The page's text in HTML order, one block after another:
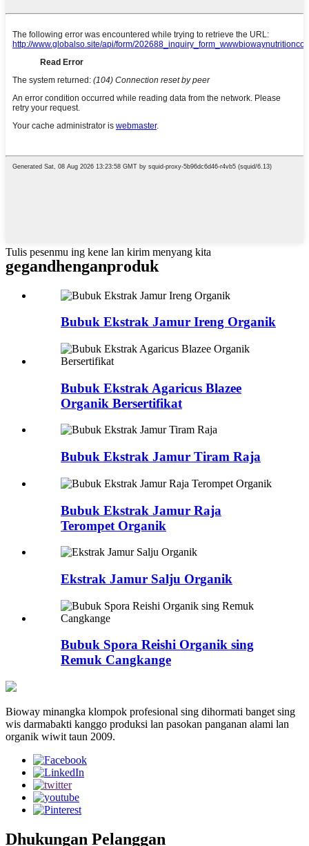
Tulis pesenmu ing kene lan kirim menyang kita
gegandhenganproduk
Bubuk Ekstrak Jamur Ireng Organik
Bubuk Ekstrak Agaricus Blazee
Organik Bersertifikat
Bubuk Ekstrak Jamur Tiram Raja
Bubuk Ekstrak Jamur Raja
Terompet Organik
Ekstrak Jamur Salju Organik
Bubuk Spora Reishi Organik sing
Remuk Cangkange
Bioway minangka klompok profesional sing dihormati banget sing
wis darmabakti kanggo produksi lan pasokan panganan alami lan
organik wiwit taun 2009.
Dhukungan Pelanggan